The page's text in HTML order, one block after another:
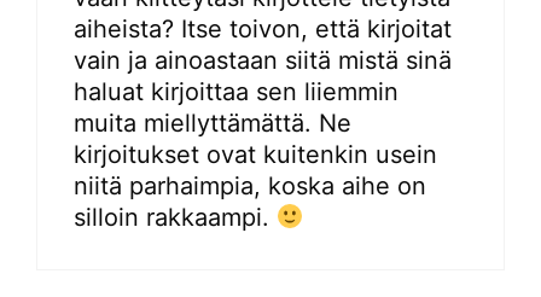
aiheista? Itse toivon, että kirjoitat
vain ja ainoastaan siitä mistä sinä
haluat kirjoittaa sen liiemmin
muita miellyttämättä. Ne
kirjoitukset ovat kuitenkin usein
niitä parhaimpia, koska aihe on
silloin rakkaampi.